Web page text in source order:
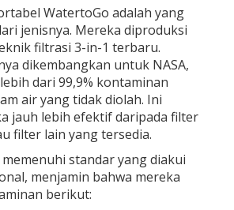
WatertoGo adalah yang
jenisnya. Mereka diproduksi
filtrasi 3-in-1 terbaru.
dikembangkan untuk NASA,
dari 99,9% kontaminan
air yang tidak diolah. Ini
jauh lebih efektif daripada filter
filter lain yang tersedia.
standar yang diakui
menjamin bahwa mereka
berikut: